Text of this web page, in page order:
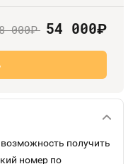
000руб. 54 000руб.
получить
номер по